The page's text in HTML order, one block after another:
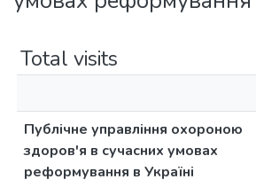
Total visits
Публічне управління охороною
здоров'я в сучасних умовах
реформування в Україні